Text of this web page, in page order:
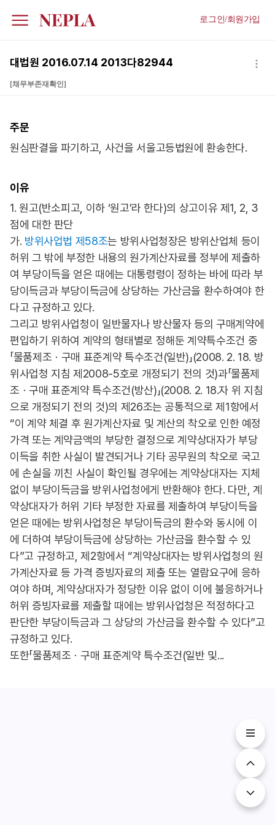
로그인/회원가입
대법원 2016.07.14 2013다82944
[채무부존재확인]
주문
원심판결을 파기하고, 사건을 서울고등법원에 환송한다.
이유
1. 원고(반소피고, 이하 ‘원고’라 한다)의 상고이유 제1, 2, 3
점에 대한 판단
가. 방위사업법 제58조는 방위사업청장은 방위산업체 등이
허위 그 밖에 부정한 내용의 원가계산자료를 정부에 제출하
여 부당이득을 얻은 때에는 대통령령이 정하는 바에 따라 부
당이득금과 부당이득금에 상당하는 가산금을 환수하여야 한
다고 규정하고 있다.
그리고 방위사업청이 일반물자나 방산물자 등의 구매계약에
편입하기 위하여 계약의 형태별로 정해둔 계약특수조건 중
「물품제조ㆍ구매 표준계약 특수조건(일반)」(2008. 2. 18. 방
위사업청 지침 제2008-5호로 개정되기 전의 것)과「물품제
조ㆍ구매 표준계약 특수조건(방산)」(2008. 2. 18.자 위 지침
으로 개정되기 전의 것)의 제26조는 공통적으로 제1항에서
“이 계약 체결 후 원가계산자료 및 계산의 착오로 인한 예정
가격 또는 계약금액의 부당한 결정으로 계약상대자가 부당
이득을 취한 사실이 발견되거나 기타 공무원의 착오로 국고
에 손실을 끼친 사실이 확인될 경우에는 계약상대자는 지체
없이 부당이득금을 방위사업청에게 반환해야 한다. 다만, 계
약상대자가 허위 기타 부정한 자료를 제출하여 부당이득을
얻은 때에는 방위사업청은 부당이득금의 환수와 동시에 이
에 더하여 부당이득금에 상당하는 가산금을 환수할 수 있
다”고 규정하고, 제2항에서 “계약상대자는 방위사업청의 원
가계산자료 등 가격 증빙자료의 제출 또는 열람요구에 응하
여야 하며, 계약상대자가 정당한 이유 없이 이에 불응하거나
허위 증빙자료를 제출할 때에는 방위사업청은 적정하다고
판단한 부당이득금과 그 상당의 가산금을 환수할 수 있다”고
규정하고 있다.
또한「물품제조ㆍ구매 표준계약 특수조건(일반 및...